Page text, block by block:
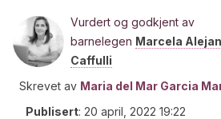
Vurdert og godkjent av
barnelegen Marcela
Caffulli
Skrevet av Maria del Mar Garcia
Publisert: 20 april, 2022 19:22